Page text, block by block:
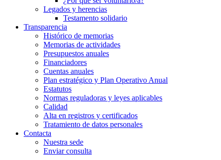
Legados y herencias
Testamento solidario
Transparencia
Histórico de memorias
Memorias de actividades
Presupuestos anuales
Financiadores
Cuentas anuales
Plan estratégico y Plan Operativo Anual
Estatutos
Normas reguladoras y leyes aplicables
Calidad
Alta en registros y certificados
Tratamiento de datos personales
Contacta
Nuestra sede
Enviar consulta